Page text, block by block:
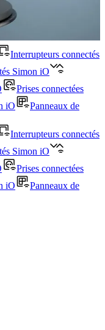
Interrupteurs connectés
Simon iO
Prises connectées
iO
Panneaux de
Interrupteurs connectés
Simon iO
Prises connectées
iO
Panneaux de